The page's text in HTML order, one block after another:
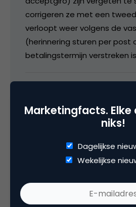
corrigeren ze met een
verloopt weer volgens de
(herinnering sturen per post
betalingstermijn verstreken
chi666
Eind mei ontvangt u een
Marketingfacts. Elke
niks!
Dagelijkse
Wekelijkse